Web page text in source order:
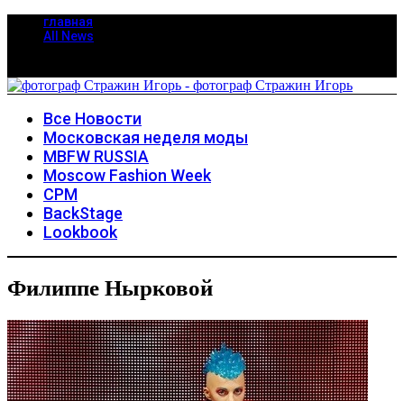
главная
All News
Все Новости
Московская неделя моды
MBFW RUSSIA
Moscow Fashion Week
CPM
BackStage
Lookbook
Филиппе Нырковой